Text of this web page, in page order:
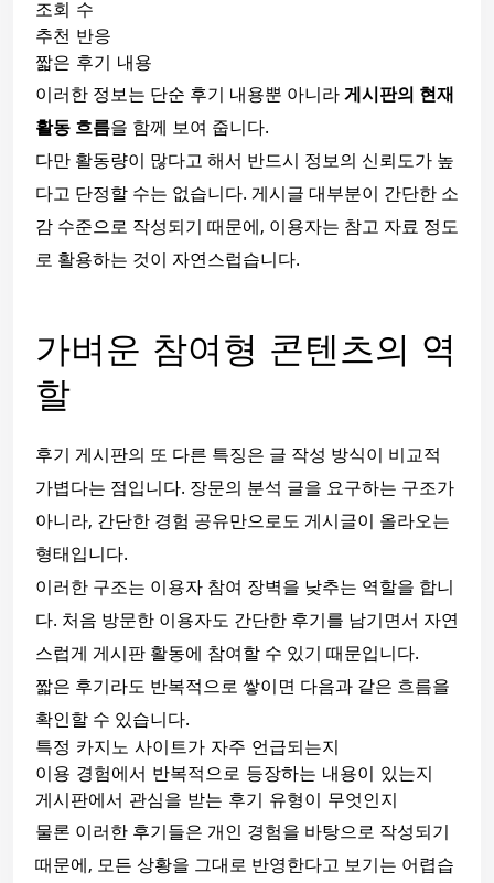
조회 수
추천 반응
짧은 후기 내용
이러한 정보는 단순 후기 내용뿐 아니라게시판의 현재
활동 흐름을 함께 보여 줍니다.
다만 활동량이 많다고 해서 반드시 정보의 신뢰도가 높
다고 단정할 수는 없습니다. 게시글 대부분이 간단한 소
감 수준으로 작성되기 때문에, 이용자는 참고 자료 정도
로 활용하는 것이 자연스럽습니다.
가벼운 참여형 콘텐츠의 역
할
후기 게시판의 또 다른 특징은 글 작성 방식이 비교적
가볍다는 점입니다. 장문의 분석 글을 요구하는 구조가
아니라, 간단한 경험 공유만으로도 게시글이 올라오는
형태입니다.
이러한 구조는 이용자 참여 장벽을 낮추는 역할을 합니
다. 처음 방문한 이용자도 간단한 후기를 남기면서 자연
스럽게 게시판 활동에 참여할 수 있기 때문입니다.
짧은 후기라도 반복적으로 쌓이면 다음과 같은 흐름을
확인할 수 있습니다.
특정 카지노 사이트가 자주 언급되는지
이용 경험에서 반복적으로 등장하는 내용이 있는지
게시판에서 관심을 받는 후기 유형이 무엇인지
물론 이러한 후기들은 개인 경험을 바탕으로 작성되기
때문에, 모든 상황을 그대로 반영한다고 보기는 어렵습